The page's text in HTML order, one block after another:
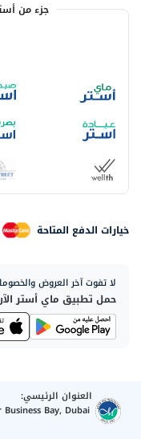
جزء من
خيارات الدفع المتاحة
لا تفوت آخر العروض
حمل تطبيق ماي أستر
العنوان الرئيسي:
Bay, Dubai